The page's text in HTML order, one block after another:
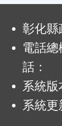
彰化縣
電話總
話：
系統版
系統更